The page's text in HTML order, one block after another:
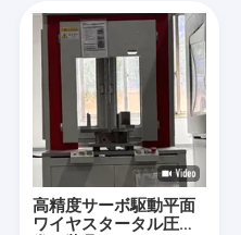
高精度サーボ駆動平面
ワイヤスタータル圧縮